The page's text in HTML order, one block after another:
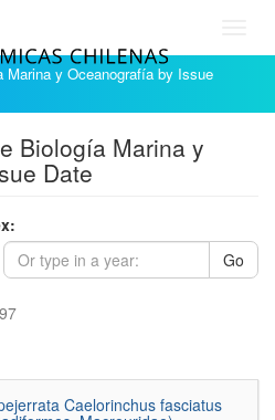
y Oceanografía by Issue
Biología Marina y
Date
Go
Caelorinchus fasciatus